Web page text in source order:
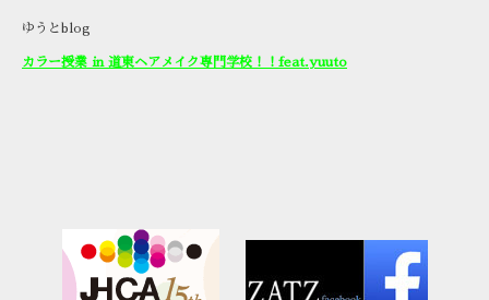
ゆうとblog
カラー授業 in 道東ヘアメイク専門学校！！feat.yuuto